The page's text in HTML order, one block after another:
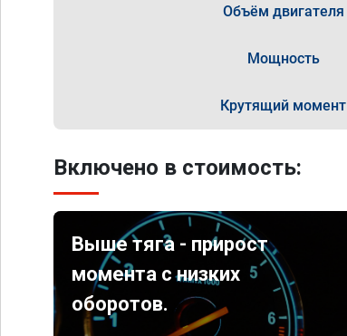
Объём двигателя
Мощность
Крутящий момент
Включено в стоимость:
Выше тяга - прирост
момента с низких
оборотов.